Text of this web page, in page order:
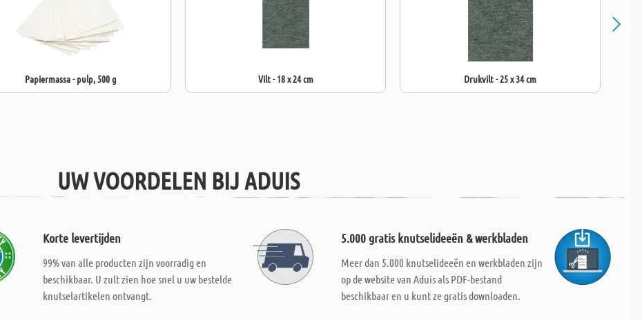
Papiermassa - pulp, 500 g Vilt - 18 x 24 cm Drukvilt - 25 x 34 cm
UW VOORDELEN BIJ ADUIS
Korte levertijden
99% van alle producten zijn voorradig en
beschikbaar. U zult zien hoe snel u uw bestelde
knutselartikelen ontvangt.
5.000 gratis knutselideeën & werkbladen
Meer dan 5.000 knutselideeën en werkbladen zijn
op de website van Aduis als PDF-bestand
beschikbaar en u kunt ze gratis downloaden.